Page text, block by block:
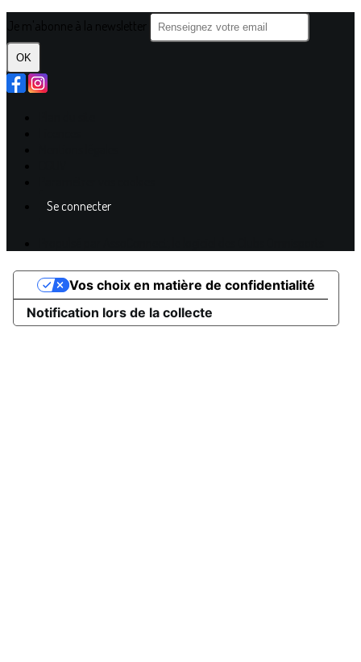
OK
Se connecter
Notification lors de la collecte
Vos choix en matière de confidentialité